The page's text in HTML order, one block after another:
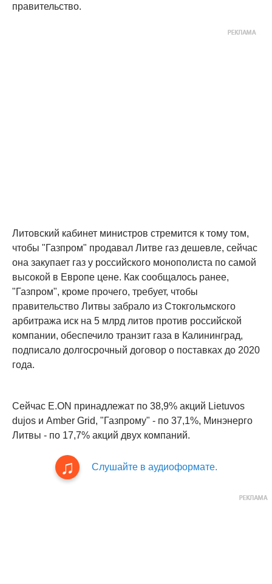
правительство.
Литовский кабинет министров стремится к тому том,
чтобы "Газпром" продавал Литве газ дешевле, сейчас
она закупает газ у российского монополиста по самой
высокой в Европе цене. Как сообщалось ранее,
"Газпром", кроме прочего, требует, чтобы
правительство Литвы забрало из Стокгольмского
арбитража иск на 5 млрд литов против российской
компании, обеспечило транзит газа в Калининград,
подписало долгосрочный договор о поставках до 2020
года.
Сейчас E.ON принадлежат по 38,9% акций Lietuvos
dujos и Amber Grid, "Газпрому" - по 37,1%, Минэнерго
Литвы - по 17,7% акций двух компаний.
Слушайте в аудиоформате.